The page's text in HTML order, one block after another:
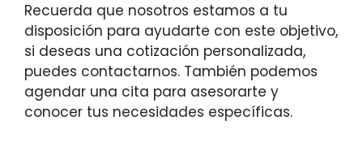
Recuerda que nosotros estamos a tu
disposición para ayudarte con este objetivo,
si deseas una cotización personalizada,
puedes contactarnos. También podemos
agendar una cita para asesorarte y
conocer tus necesidades específicas.